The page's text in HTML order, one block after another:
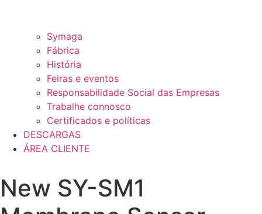
Symaga
Fábrica
História
Feiras e eventos
Responsabilidade Social das Empresas
Trabalhe connosco
Certificados e políticas
DESCARGAS
ÁREA CLIENTE
New SY-SM1